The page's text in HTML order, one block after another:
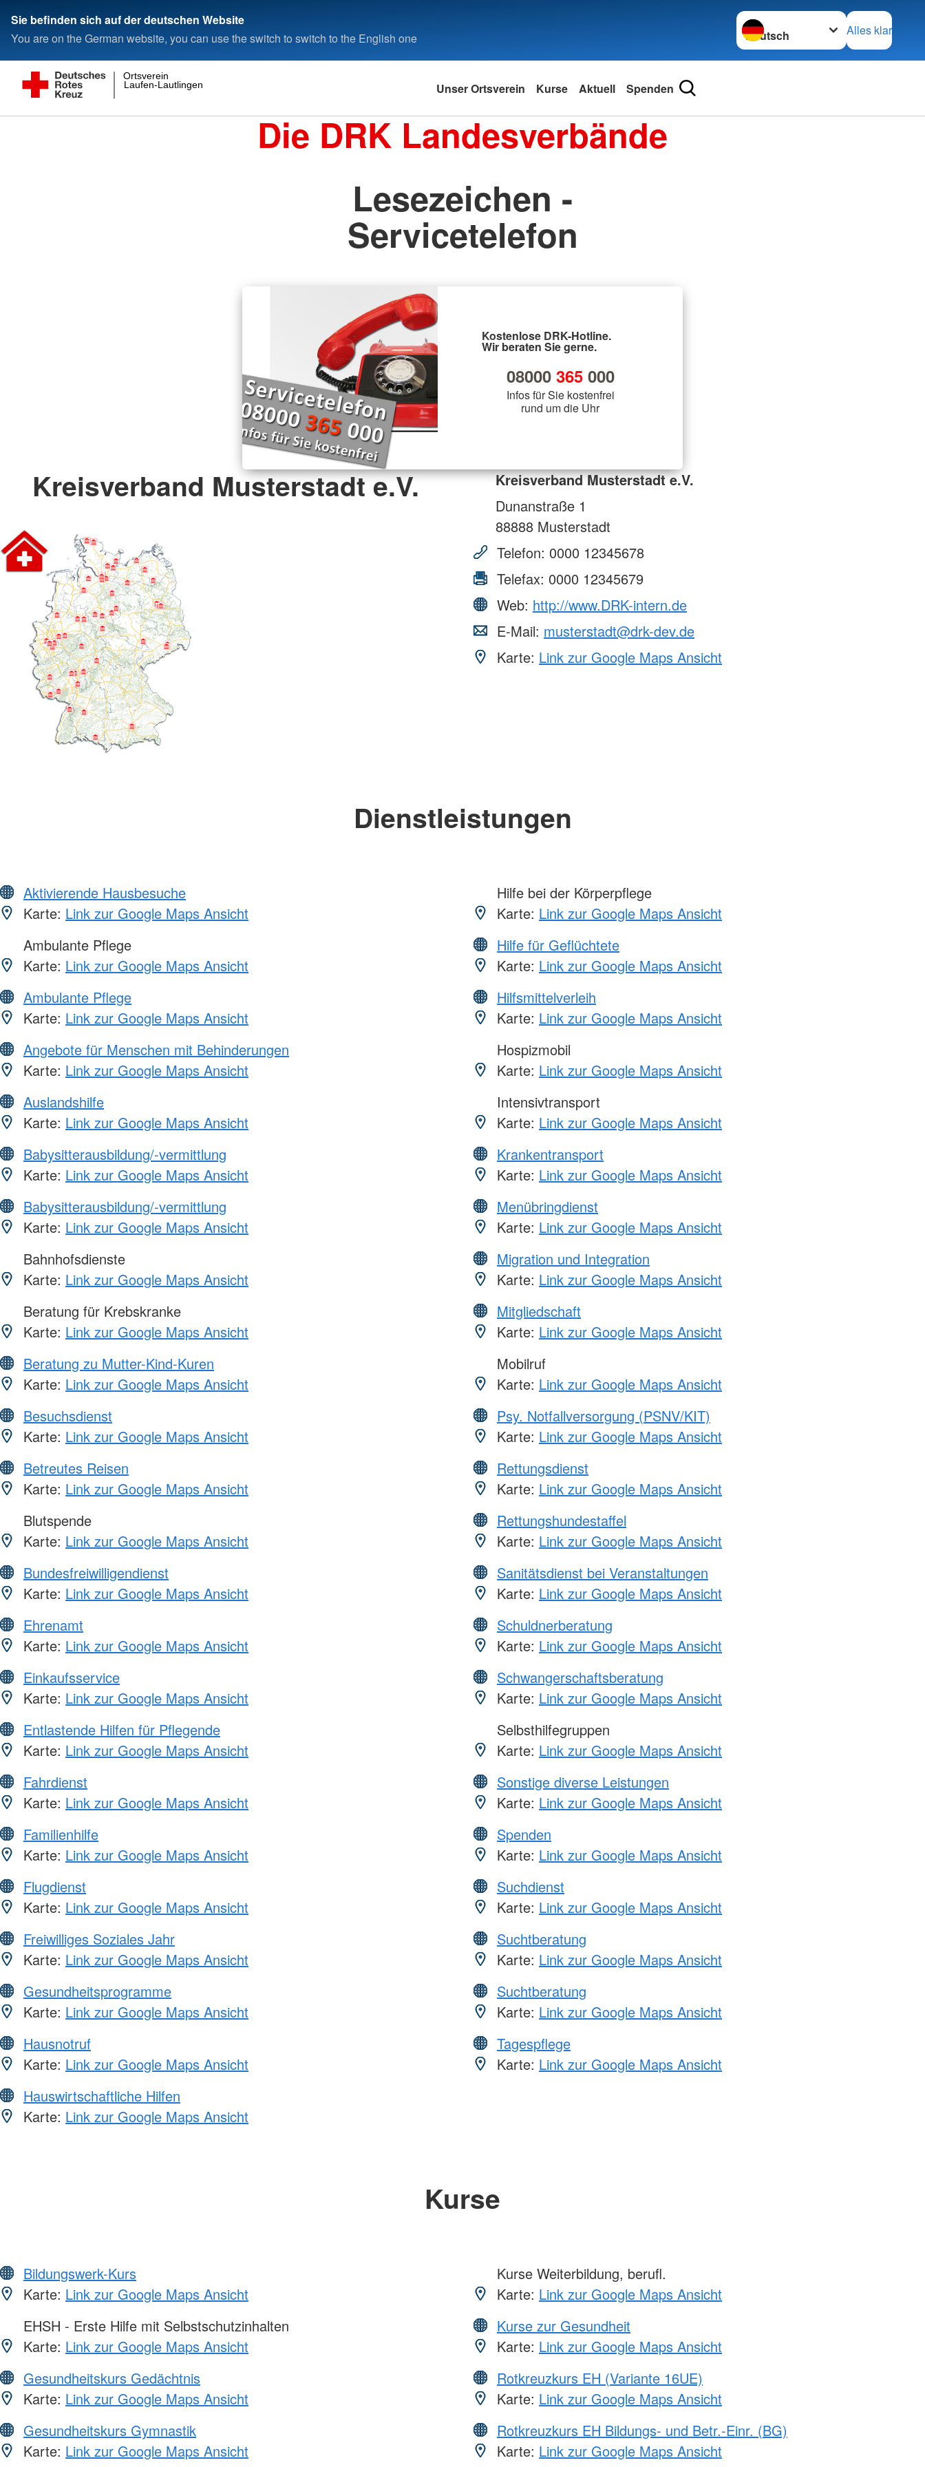
Sie befinden sich auf der deutschen Website
You are on the German website, you can use the switch to switch to the English one
Sprache wechseln zu
Alles klar
Laufen-Lautlingen
Ortsverein
Unser Ortsverein Kurse Aktuell Spenden
Die DRK Landesverbände
Lesezeichen -
Servicetelefon
Kostenlose DRK-Hotline.
Wir beraten Sie gerne.
08000 365000
Infos für Sie kostenfrei
rund um die Uhr
Kreisverband Musterstadt e.V.
Kreisverband Musterstadt e.V.
Dunanstraße 1
88888 Musterstadt
Telefon: 0000 12345678
Telefax: 0000 12345679
Web: http://www.DRK-intern.de
E-Mail: musterstadt@drk-dev.de
Karte: Link zur Google Maps Ansicht
Dienstleistungen
Aktivierende Hausbesuche
Karte: Link zur Google Maps Ansicht
Ambulante Pflege
Karte: Link zur Google Maps Ansicht
Ambulante Pflege
Karte: Link zur Google Maps Ansicht
Angebote für Menschen mit Behinderungen
Karte: Link zur Google Maps Ansicht
Auslandshilfe
Karte: Link zur Google Maps Ansicht
Babysitterausbildung/-vermittlung
Karte: Link zur Google Maps Ansicht
Babysitterausbildung/-vermittlung
Karte: Link zur Google Maps Ansicht
Bahnhofsdienste
Karte: Link zur Google Maps Ansicht
Beratung für Krebskranke
Karte: Link zur Google Maps Ansicht
Beratung zu Mutter-Kind-Kuren
Karte: Link zur Google Maps Ansicht
Besuchsdienst
Karte: Link zur Google Maps Ansicht
Betreutes Reisen
Karte: Link zur Google Maps Ansicht
Blutspende
Karte: Link zur Google Maps Ansicht
Bundesfreiwilligendienst
Karte: Link zur Google Maps Ansicht
Ehrenamt
Karte: Link zur Google Maps Ansicht
Einkaufsservice
Karte: Link zur Google Maps Ansicht
Entlastende Hilfen für Pflegende
Karte: Link zur Google Maps Ansicht
Fahrdienst
Karte: Link zur Google Maps Ansicht
Familienhilfe
Karte: Link zur Google Maps Ansicht
Flugdienst
Karte: Link zur Google Maps Ansicht
Freiwilliges Soziales Jahr
Karte: Link zur Google Maps Ansicht
Gesundheitsprogramme
Karte: Link zur Google Maps Ansicht
Hausnotruf
Karte: Link zur Google Maps Ansicht
Hauswirtschaftliche Hilfen
Karte: Link zur Google Maps Ansicht
Hilfe bei der Körperpflege
Karte: Link zur Google Maps Ansicht
Hilfe für Geflüchtete
Karte: Link zur Google Maps Ansicht
Hilfsmittelverleih
Karte: Link zur Google Maps Ansicht
Hospizmobil
Karte: Link zur Google Maps Ansicht
Intensivtransport
Karte: Link zur Google Maps Ansicht
Krankentransport
Karte: Link zur Google Maps Ansicht
Menübringdienst
Karte: Link zur Google Maps Ansicht
Migration und Integration
Karte: Link zur Google Maps Ansicht
Mitgliedschaft
Karte: Link zur Google Maps Ansicht
Mobilruf
Karte: Link zur Google Maps Ansicht
Psy. Notfallversorgung (PSNV/KIT)
Karte: Link zur Google Maps Ansicht
Rettungsdienst
Karte: Link zur Google Maps Ansicht
Rettungshundestaffel
Karte: Link zur Google Maps Ansicht
Sanitätsdienst bei Veranstaltungen
Karte: Link zur Google Maps Ansicht
Schuldnerberatung
Karte: Link zur Google Maps Ansicht
Schwangerschaftsberatung
Karte: Link zur Google Maps Ansicht
Selbsthilfegruppen
Karte: Link zur Google Maps Ansicht
Sonstige diverse Leistungen
Karte: Link zur Google Maps Ansicht
Spenden
Karte: Link zur Google Maps Ansicht
Suchdienst
Karte: Link zur Google Maps Ansicht
Suchtberatung
Karte: Link zur Google Maps Ansicht
Suchtberatung
Karte: Link zur Google Maps Ansicht
Tagespflege
Karte: Link zur Google Maps Ansicht
Kurse
Bildungswerk-Kurs
Karte: Link zur Google Maps Ansicht
EHSH - Erste Hilfe mit Selbstschutzinhalten
Karte: Link zur Google Maps Ansicht
Gesundheitskurs Gedächtnis
Karte: Link zur Google Maps Ansicht
Gesundheitskurs Gymnastik
Karte: Link zur Google Maps Ansicht
Kurse Weiterbildung, berufl.
Karte: Link zur Google Maps Ansicht
Kurse zur Gesundheit
Karte: Link zur Google Maps Ansicht
Rotkreuzkurs EH (Variante 16UE)
Karte: Link zur Google Maps Ansicht
Rotkreuzkurs EH Bildungs- und Betr.-Einr. (BG)
Karte: Link zur Google Maps Ansicht